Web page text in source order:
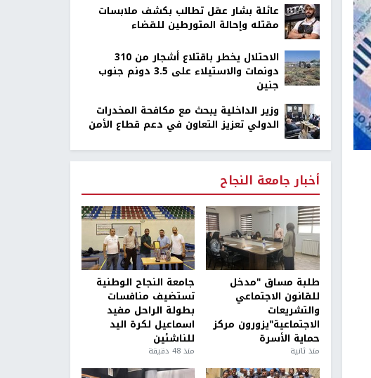
عائلة بشار عقل تطالب بكشف ملابسات
مقتله وإحالة المتورطين للقضاء
الاحتلال يخطر باقتلاع أشجار من 310
دونمات والاستيلاء على 3.5 دونم جنوب
جنين
وزير الداخلية يبحث مع مكافحة المخدرات
الدولي تعزيز التعاون في دعم قطاع الأمن
أخبار جامعة النجاح
طلبة مساق "مدخل
للقانون الاجتماعي
والتشريعات
الاجتماعية"يزورون مركز
حماية الأسرة
منذ ثانية
جامعة النجاح الوطنية
تستضيف منافسات
بطولة الراحل مفيد
اسماعيل لكرة اليد
للناشئين
منذ 48 دقيقة